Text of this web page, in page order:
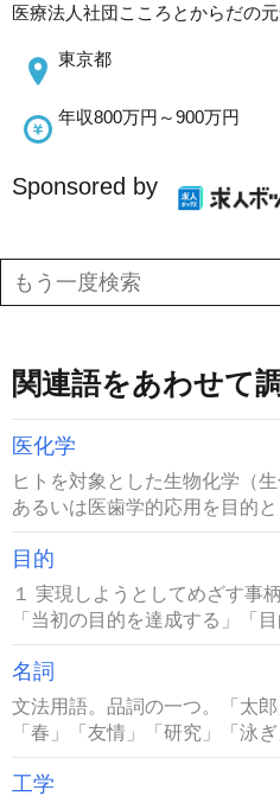
医療法人社団こころとからだの
東京都
年収800万円～900万円
Sponsored by
関連語をあわせて
医化学
ヒトを対象とした生物化学（
あるいは医歯学的応用を目的
目的
１ 実現しようとしてめざす事
「当初の目的を達成する」「
名詞
文法用語。品詞の一つ。「太
「春」「友情」「研究」「泳
工学